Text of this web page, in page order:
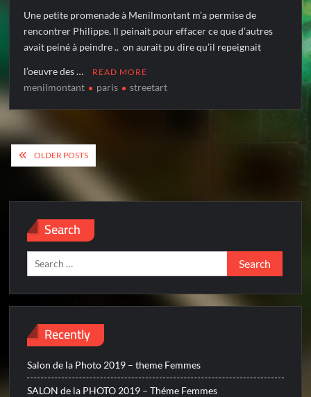
Une petite promenade à Menilmontant m’a permise de
rencontrer Philippe. Il peinait pour effacer ce que d’autres
avait peiné à peindre .. on aurait pu dire qu’il repeignait
l’oeuvre des … READ MORE
menilmontant paris streetart
Posts
navigation
OLDER POSTS
Search
Search
for:
Recently
Salon de la Photo 2019 – theme Femmes
SALON de la PHOTO 2019 – Théme Femmes